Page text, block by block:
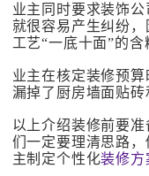
业主同时要求装饰
就很容易产生纠纷
工艺“一底十面”的
业主在核定装修预
漏掉了厨房墙面贴
以上介绍装修前要
们一定要理清思路
主制定个性化装修方